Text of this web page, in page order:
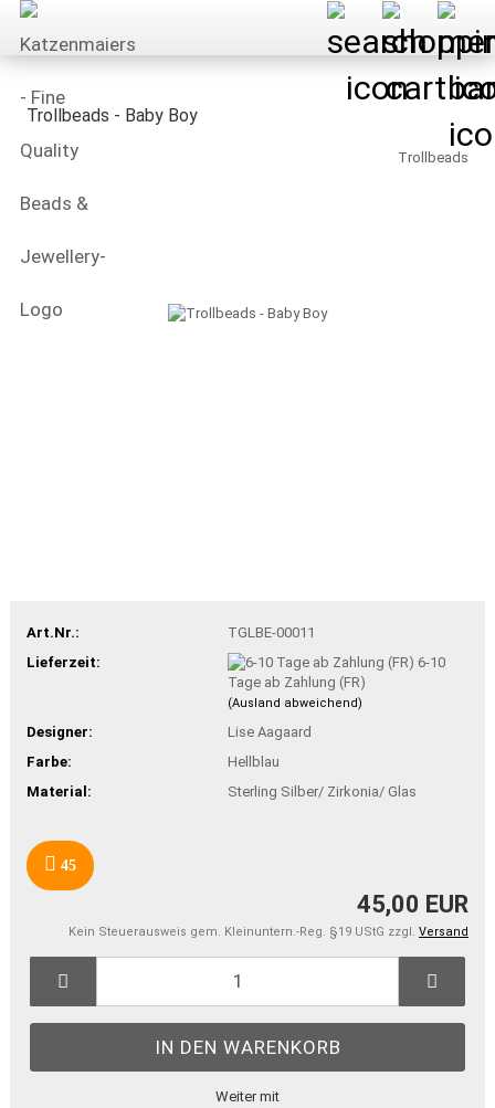
Trollbeads - Baby Boy
Trollbeads
Art.Nr.:
TGLBE-00011
Lieferzeit:
6-10
Tage ab Zahlung (FR)
(Ausland abweichend)
Designer:
Lise Aagaard
Farbe:
Hellblau
Material:
Sterling Silber/ Zirkonia/ Glas
45
45,00 EUR
Kein Steuerausweis gem. Kleinuntern.-Reg. §19 UStG zzgl. Versand
Weiter mit